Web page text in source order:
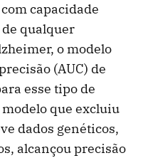
capacidade
qualquer
o modelo
(AUC) de
esse tipo de
que excluiu
dados genéticos,
alcançou precisão